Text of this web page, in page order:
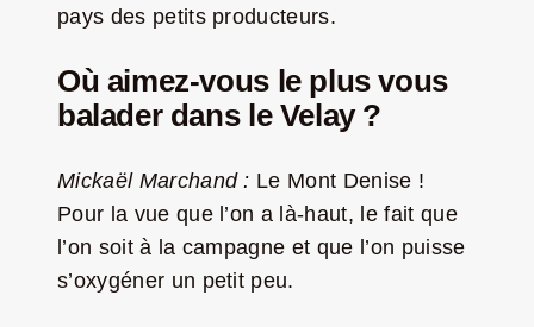
pays des petits producteurs.
Où aimez-vous le plus vous
balader dans le Velay ?
Mickaël Marchand : Le Mont Denise !
Pour la vue que l’on a là-haut, le fait que
l’on soit à la campagne et que l’on puisse
s’oxygéner un petit peu.